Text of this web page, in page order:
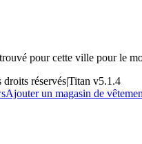
pour cette ville pour le
droits réservés|Titan v5.1.4
Ajouter un magasin de